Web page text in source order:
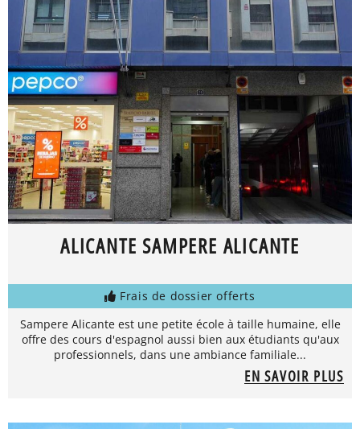
ALICANTE SAMPERE ALICANTE
Frais de dossier offerts
Sampere Alicante est une petite école à taille humaine, elle
offre des cours d'espagnol aussi bien aux étudiants qu'aux
professionnels, dans une ambiance familiale...
EN SAVOIR PLUS